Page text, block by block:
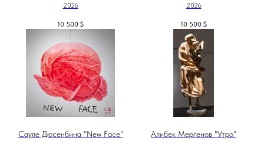
2026
10 500 $
2026
10 500 $
Сауле Дюсенбина "New Face" Алибек Мергенов "Утро"